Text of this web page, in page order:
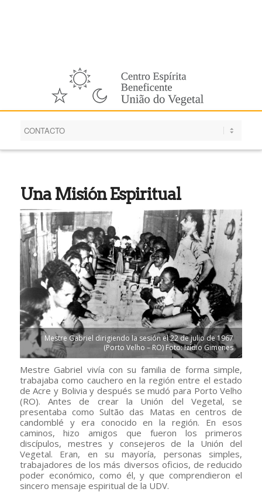
Una Misión Espiritual
Mestre Gabriel dirigiendo la sesión el 22 de julio de 1967
(Porto Velho – RO) Foto: Izídio Gimenes
Mestre Gabriel vivía con su familia de forma simple,
trabajaba como cauchero en la región entre el estado
de Acre y Bolivia y después se mudó para Porto Velho
(RO). Antes de crear la Unión del Vegetal, se
presentaba como Sultão das Matas en centros de
candomblé y era conocido en la región. En esos
caminos, hizo amigos que fueron los primeros
discípulos, mestres y consejeros de la Unión del
Vegetal. Eran, en su mayoría, personas simples,
trabajadores de los más diversos oficios, de reducido
poder económico, como él, y que comprendieron el
sincero mensaje espiritual de la UDV.